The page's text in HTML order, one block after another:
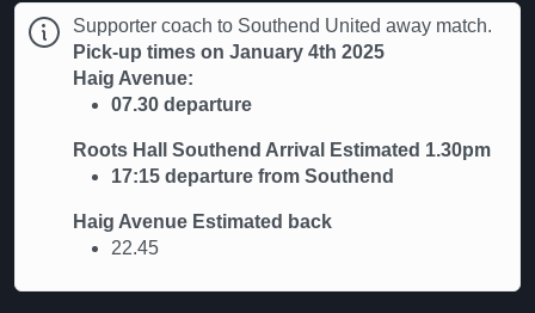
Supporter coach to Southend United away match.
Pick-up times on January 4th 2025
Haig Avenue:
07.30 departure
Roots Hall Southend Arrival Estimated 1.30pm
17:15 departure from Southend
Haig Avenue Estimated back
22.45